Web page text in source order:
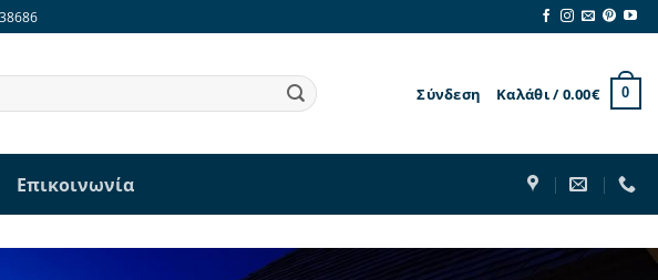
Σύνδεση Καλάθι /0.00€ 0
Επικοινωνία